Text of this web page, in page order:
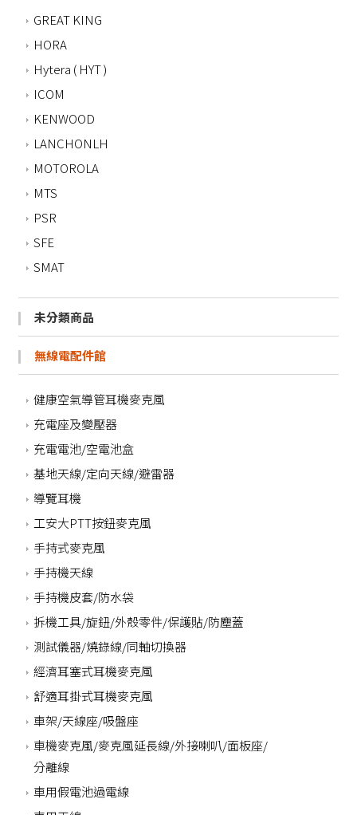
GREAT KING
HORA
Hytera ( HYT )
ICOM
KENWOOD
LANCHONLH
MOTOROLA
MTS
PSR
SFE
SMAT
未分類商品
無線電配件館
健康空氣導管耳機麥克風
充電座及變壓器
充電電池/空電池盒
基地天線/定向天線/避雷器
導覽耳機
工安大PTT按鈕麥克風
手持式麥克風
手持機天線
手持機皮套/防水袋
拆機工具/旋鈕/外殼零件/保護貼/防塵蓋
測試儀器/燒錄線/同軸切換器
經濟耳塞式耳機麥克風
舒適耳掛式耳機麥克風
車架/天線座/吸盤座
車機麥克風/麥克風延長線/外接喇叭/面板座/
分離線
車用假電池過電線